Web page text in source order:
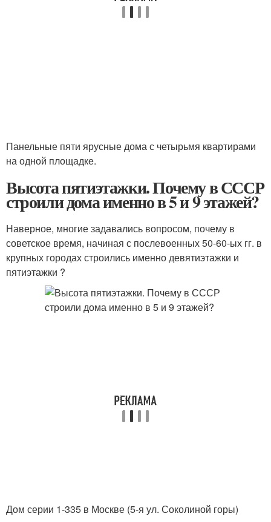
Панельные пяти ярусные дома с четырьмя квартирами
на одной площадке.
Высота пятиэтажки. Почему в СССР
строили дома именно в 5 и 9 этажей?
Наверное, многие задавались вопросом, почему в
советское время, начиная с послевоенных 50-60-ых гг. в
крупных городах строились именно девятиэтажки и
пятиэтажки ?
Дом серии 1-335 в Москве (5-я ул. Соколиной горы)